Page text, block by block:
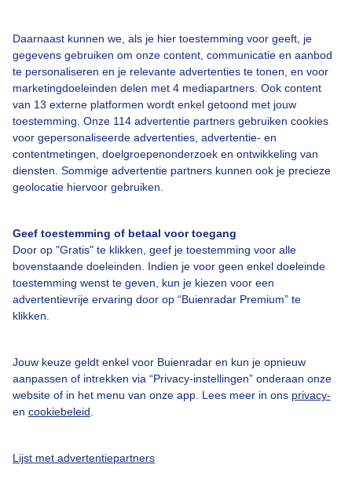
Daarnaast kunnen we, als je hier toestemming voor geeft, je
gegevens gebruiken om onze content, communicatie en aanbod
te personaliseren en je relevante advertenties te tonen, en voor
marketingdoeleinden delen met 4 mediapartners. Ook content
van 13 externe platformen wordt enkel getoond met jouw
toestemming. Onze 114 advertentie partners gebruiken cookies
voor gepersonaliseerde advertenties, advertentie- en
contentmetingen, doelgroepenonderzoek en ontwikkeling van
diensten. Sommige advertentie partners kunnen ook je precieze
geolocatie hiervoor gebruiken.
Geef toestemming of betaal voor toegang
Door op "Gratis" te klikken, geef je toestemming voor alle
bovenstaande doeleinden. Indien je voor geen enkel doeleinde
toestemming wenst te geven, kun je kiezen voor een
advertentievrije ervaring door op “Buienradar Premium” te
klikken.
Jouw keuze geldt enkel voor Buienradar en kun je opnieuw
aanpassen of intrekken via “Privacy-instellingen” onderaan onze
website of in het menu van onze app. Lees meer in ons privacy-
en cookiebeleid
Lijst met advertentiepartners
Een moment geduld aub...
Bedrijfsgegevens
Veelgestelde vragen
Contact
Adverteren
Buienradar Team
Cookie beleid